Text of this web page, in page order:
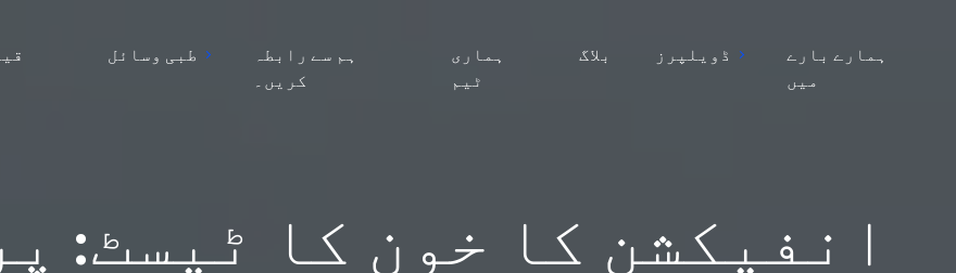
طبی وسائل
ہم سے رابطہ
کریں۔
ہماری
ٹیم
بلاگ ڈویلپرز
ہمارے بارے
میں
انفیکشن کا خون کا ٹیسٹ: